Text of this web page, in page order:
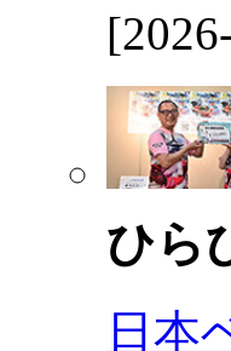
ひら
日本